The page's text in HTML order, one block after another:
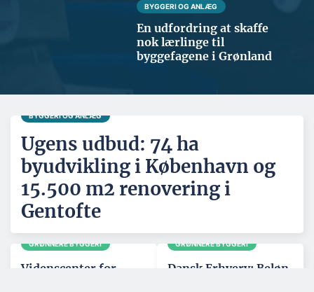
BYGGERI OG ANLÆG
En udfordring at skaffe
nok lærlinge til
byggefagene i Grønland
BYGGERI OG ANLÆG
Ugens udbud: 74 ha
byudvikling i København og
15.500 m2 renovering i
Gentofte
GRØNNERE BYGGERI
Videnscenter for
GRØNNERE BYGGERI
Dansk Erhverv: Beløn